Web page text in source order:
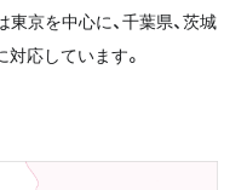
京を中心に、千葉県、茨城
対応しています。